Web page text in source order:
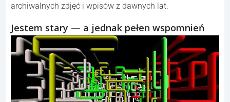
archiwalnych zdjęć i wpisów z dawnych lat.
Jestem stary — a jednak pełen wspomnień